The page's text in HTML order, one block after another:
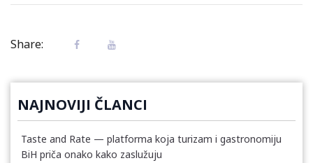
Share:
NAJNOVIJI ČLANCI
Taste and Rate — platforma koja turizam i gastronomiju
BiH priča onako kako zaslužuju